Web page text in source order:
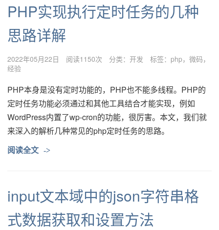
PHP实现执行定时任务的几种
思路详解
2022年05月22日 阅读1150次 分类： 开发 标签： php
微码
经验
PHP本身是没有定时功能的，PHP也不能多线程。PHP的
定时任务功能必须通过和其他工具结合才能实现，例如
WordPress内置了wp-cron的功能，很厉害。本文，我们就
来深入的解析几种常见的php定时任务的思路。
阅读全文 ->
input文本域中的json字符串格
式数据获取和设置方法